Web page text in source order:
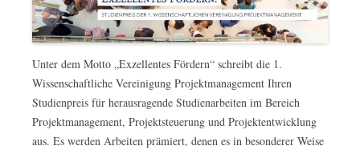
Unter dem Motto „Exzellentes Fördern“ schreibt die 1.
Wissenschaftliche Vereinigung Projektmanagement Ihren
Studienpreis für herausragende Studienarbeiten im Bereich
Projektmanagement, Projektsteuerung und Projektentwicklung
aus. Es werden Arbeiten prämiert, denen es in besonderer Weise